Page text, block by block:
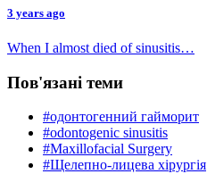
3 years ago
When I almost died of sinusitis…
Пов'язані теми
#одонтогенний гайморит
#odontogenic sinusitis
#Maxillofacial Surgery
#Щелепно-лицева хірургія